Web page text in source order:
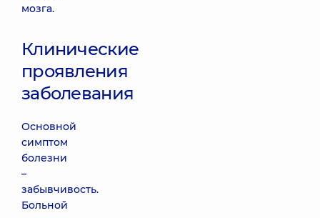
мозга.
Клинические
проявления
заболевания
Основной
симптом
болезни
–
забывчивость.
Больной